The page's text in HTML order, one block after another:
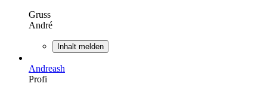
Gruss
André
Inhalt melden
Andreash
Profi